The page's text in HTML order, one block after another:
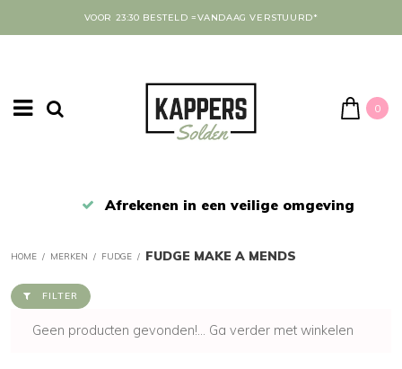
VOOR 23:30 BESTELD =VANDAAG VERSTUURD*
0
Afrekenen in een veilige omgeving
HOME / MERKEN / FUDGE / FUDGE MAKE A MENDS
FILTER
Geen producten gevonden!... Ga verder met winkelen